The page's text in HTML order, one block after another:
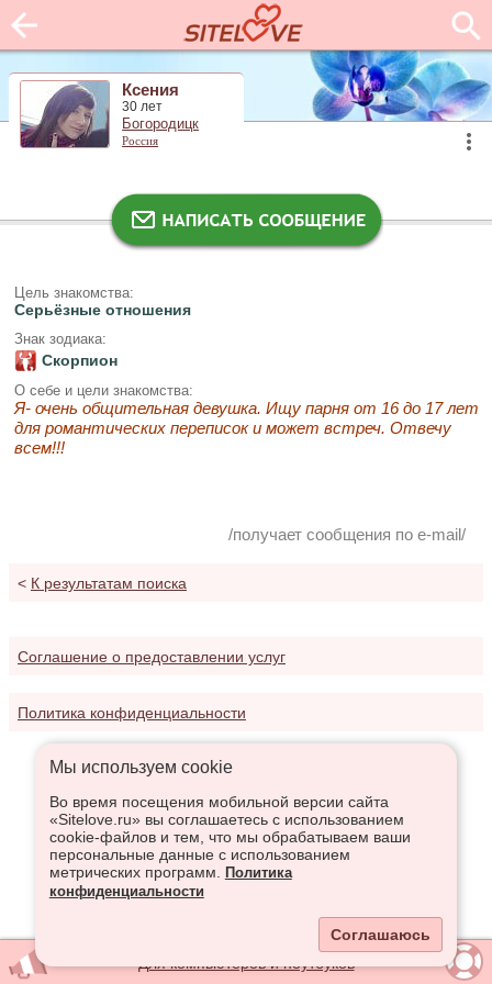
Ксения
30 лет
Богородицк
Россия
Цель знакомства:
Серьёзные отношения
Знак зодиака:
Скорпион
О себе и цели знакомства:
Я- очень общительная девушка. Ищу парня от 16 до 17 лет
для романтических переписок и может встреч. Отвечу
всем!!!
/получает сообщения по e-mail/
< К результатам поиска
Соглашение о предоставлении услуг
Политика конфиденциальности
Мы используем сookie
Во время посещения мобильной версии сайта
«Sitelove.ru» вы соглашаетесь с использованием
cookie-файлов и тем, что мы обрабатываем ваши
персональные данные с использованием
метрических программ.
Политика
конфиденциальности
Соглашаюсь
Для компьютеров и ноутбуков